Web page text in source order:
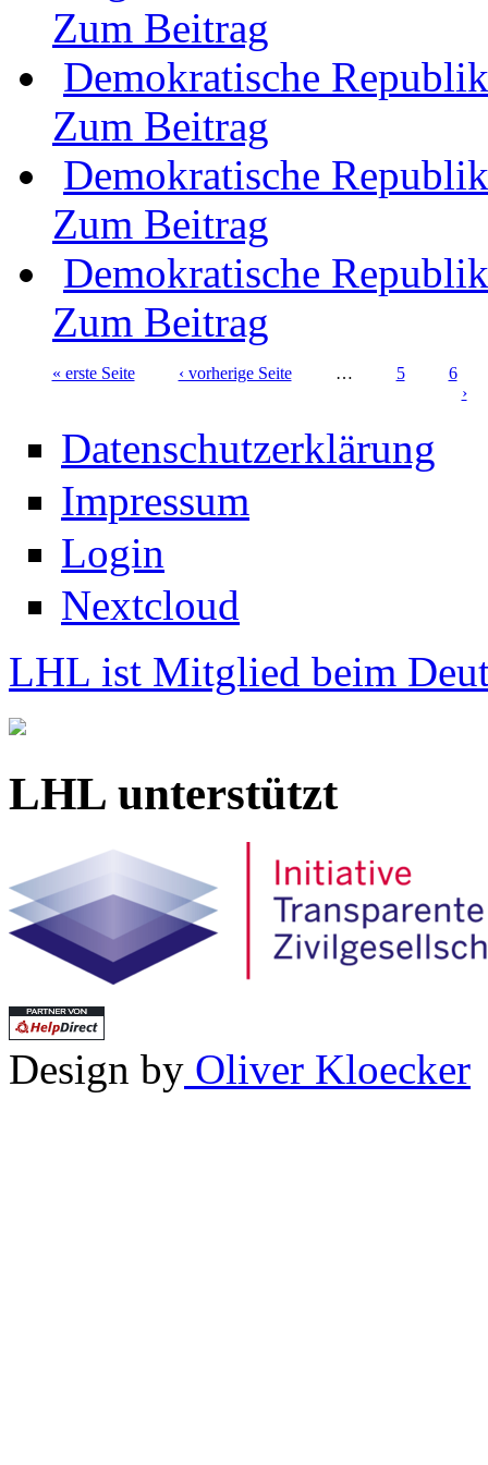
Zum Beitrag
Demokratische
Zum Beitrag
Demokratische
Zum Beitrag
Demokratische
Zum Beitrag
« erste Seite ‹ vorherige Seite … 5
6
›
Datenschutzerklärung
Impressum
Login
Nextcloud
LHL ist Mitglied beim
LHL unterstützt
Design by Oliver Kloecker